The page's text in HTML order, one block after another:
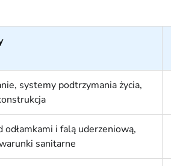
systemy podtrzymania życia,
odłamkami i falą uderzeniową,
sanitarne